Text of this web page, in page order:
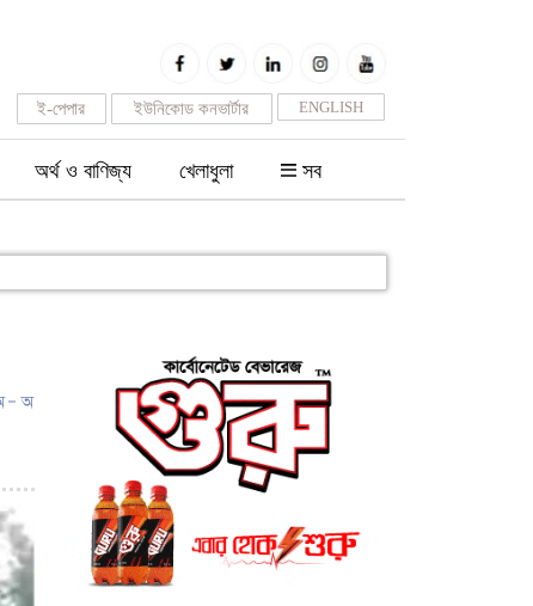
ENGLISH
ইউনিকোড কনভার্টার
ই-পেপার
অর্থ ও বাণিজ্য খেলাধুলা সব